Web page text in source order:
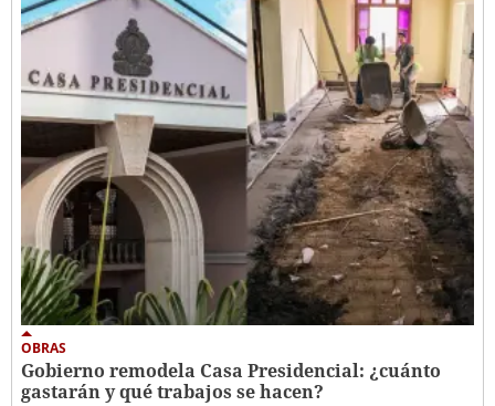
OBRAS
Gobierno remodela Casa Presidencial: ¿cuánto
gastarán y qué trabajos se hacen?